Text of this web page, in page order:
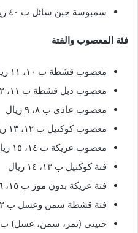
سمبوسة جبن سائل ب ٤٠ ريال
فئة المعصوب والفتة
معصوب قشطة ب ١٠، ١١ ريال
معصوب دبل قشطة ب ١١، ١٢ ريال
معصوب عادي ب ٨، ٩ ريال
معصوب كوكتيل ب ١٢، ١٣ ريال
معصوب عريكة ب ١٤، ١٥ ريال
فتة كوكتيل ب ١٣، ١٤ ريال
فتة عريكة بدون موز ب ١٥، ١٦ ريال
فتة قشطة سمن وعسل ب ١٢، ١٣ ريال
حنيني (تمر، سمن، عسل) ب ٧، ٨ ريال